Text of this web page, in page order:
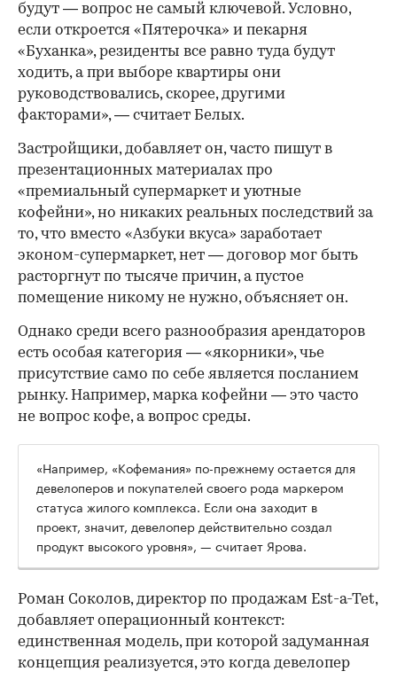
будут — вопрос не самый ключевой. Условно,
если откроется «Пятерочка» и пекарня
«Буханка», резиденты все равно туда будут
ходить, а при выборе квартиры они
руководствовались, скорее, другими
факторами», — считает Белых.
Застройщики, добавляет он, часто пишут в
презентационных материалах про
«премиальный супермаркет и уютные
кофейни», но никаких реальных последствий за
то, что вместо «Азбуки вкуса» заработает
эконом-супермаркет, нет — договор мог быть
расторгнут по тысяче причин, а пустое
помещение никому не нужно, объясняет он.
Однако среди всего разнообразия арендаторов
есть особая категория — «якорники», чье
присутствие само по себе является посланием
рынку. Например, марка кофейни — это часто
не вопрос кофе, а вопрос среды.
«Например, «Кофемания» по-прежнему остается для
девелоперов и покупателей своего рода маркером
статуса жилого комплекса. Если она заходит в
проект, значит, девелопер действительно создал
продукт высокого уровня», — считает Ярова.
Роман Соколов, директор по продажам Est-a-Tet,
добавляет операционный контекст:
единственная модель, при которой задуманная
концепция реализуется, это когда девелопер